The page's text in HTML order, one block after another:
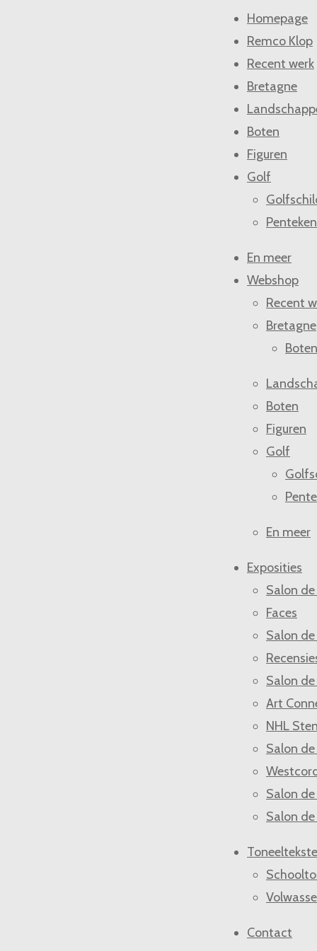
e
l
r
e
Homepage
Remco Klop
Recent werk
Bretagne
Boten
Figuren
Golf
En meer
Webshop
Recent
Bretagne
Boten
Boten
Figuren
Golf
En meer
Exposities
Salon
Faces
Salon de
Salon
Art
NHL
Salon
Salon
Salon
Contact